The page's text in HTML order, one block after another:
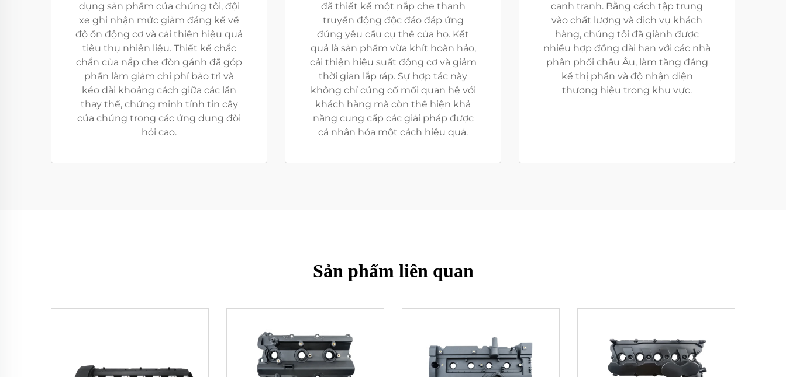
dụng sản phẩm của chúng tôi, đội
xe ghi nhận mức giảm đáng kể về
độ ồn động cơ và cải thiện hiệu quả
tiêu thụ nhiên liệu. Thiết kế chắc
chắn của nắp che đòn gánh đã góp
phần làm giảm chi phí bảo trì và
kéo dài khoảng cách giữa các lần
thay thế, chứng minh tính tin cậy
của chúng trong các ứng dụng đòi
hỏi cao.
đã thiết kế một nắp che thanh
truyền động độc đáo đáp ứng
đúng yêu cầu cụ thể của họ. Kết
quả là sản phẩm vừa khít hoàn hảo,
cải thiện hiệu suất động cơ và giảm
thời gian lắp ráp. Sự hợp tác này
không chỉ củng cố mối quan hệ với
khách hàng mà còn thể hiện khả
năng cung cấp các giải pháp được
cá nhân hóa một cách hiệu quả.
cạnh tranh. Bằng cách tập trung
vào chất lượng và dịch vụ khách
hàng, chúng tôi đã giành được
nhiều hợp đồng dài hạn với các nhà
phân phối châu Âu, làm tăng đáng
kể thị phần và độ nhận diện
thương hiệu trong khu vực.
Sản phẩm liên quan